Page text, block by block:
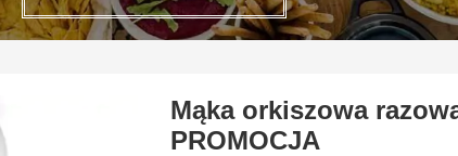
Mąka orkiszowa
PROMOCJA